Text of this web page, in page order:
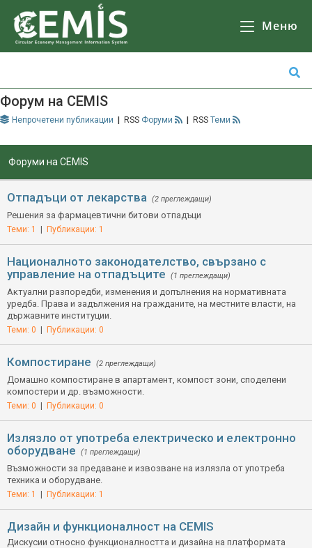
Меню
Форум на CEMIS
Непрочетени публикации Форуми Теми
Форуми на CEMIS
Отпадъци от лекарства (2 преглеждащи)
Решения за фармацевтични битови отпадъци
Теми: 1 Публикации: 1
Националното законодателство, свързано с
управление на отпадъците
(1 преглеждащи)
Актуални разпоредби, изменения и допълнения на нормативната
уредба. Права и задължения на гражданите, на местните власти, на
държавните институции.
Теми: 0 Публикации: 0
Компостиране (2 преглеждащи)
Домашно компостиране в апартамент, компост зони, споделени
компостери и др. възможности.
Теми: 0 Публикации: 0
Излязло от употреба електрическо и електронно
оборудване
(1 преглеждащи)
Възможности за предаване и извозване на излязла от употреба
техника и оборудване.
Теми: 1 Публикации: 1
Дизайн и функционалност на CEMIS
Дискусии относно функционалността и дизайна на платформата